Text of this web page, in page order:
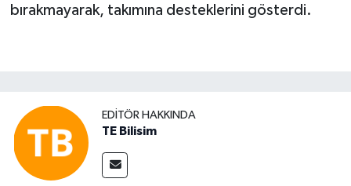
bırakmayarak, takımına desteklerini gösterdi.
EDITÖR HAKKINDA
TE Bilisim